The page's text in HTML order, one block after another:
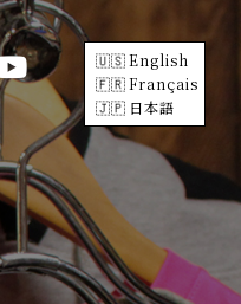
English
Français
日本語